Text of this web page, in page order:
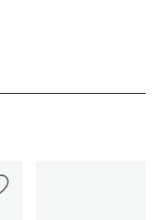
του εγκεφάλου,
και δεν υπάρχει